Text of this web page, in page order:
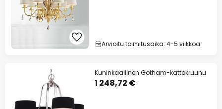
Arvioitu toimitusaika: 4-5 viikkoa
Kuninkaallinen Gotham-kattokruunu
1 248,72 €